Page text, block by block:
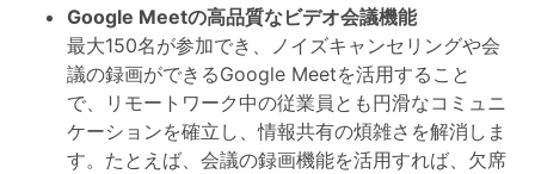
Google Meetの高品質なビデオ会議機能
最大150名が参加でき、ノイズキャンセリングや会
議の録画ができるGoogle Meetを活用すること
で、リモートワーク中の従業員とも円滑なコミュニ
ケーションを確立し、情報共有の煩雑さを解消しま
す。 たとえば、会議の録画機能を活用すれば、欠席